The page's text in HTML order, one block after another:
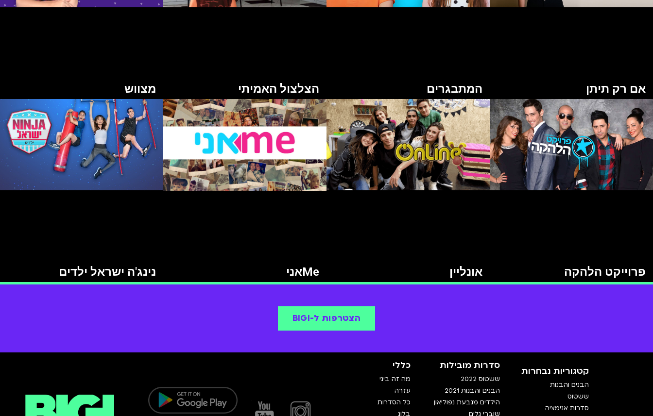
אם רק תיתן המתבגרים הצלצול האמיתי מצווש
פרוייקט הלהקה אונליין Meאני נינג'ה ישראל ילדים
הצטרפות ל-BIGI
קטגוריות נבחרות
הבנים והבנות
ששטוס
סדרות אנימציה
סדרות מובילות
ששטוס 2022
הבנים והבנות 2021
הילדים מגבעת נפוליאון
שוברי גלים
כללי
מה זה ביגי
עזרה
כל הסדרות
בלוג